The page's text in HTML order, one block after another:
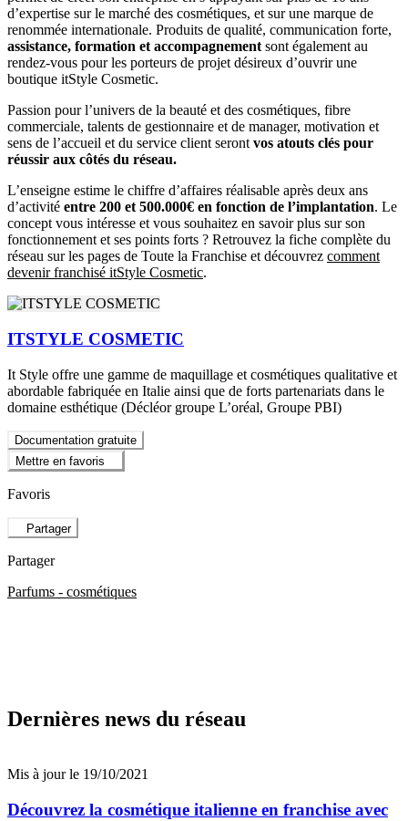
d’expertise sur le marché des cosmétiques, et sur une marque de
renommée internationale. Produits de qualité, communication forte,
assistance, formation et accompagnementsont également au
rendez-vous pour les porteurs de projet désireux d’ouvrir une
boutique itStyle Cosmetic.
Passion pour l’univers de la beauté et des cosmétiques, fibre
commerciale, talents de gestionnaire et de manager, motivation et
sens de l’accueil et du service client serontvos atouts clés pour
réussir aux côtés du réseau.
L’enseigne estime le chiffre d’affaires réalisable après deux ans
d’activité entre 200 et 500.000€ en fonction de l’implantation. Le
concept vous intéresse et vous souhaitez en savoir plus sur son
fonctionnement et ses points forts ? Retrouvez la fiche complète du
réseau sur les pages de Toute la Franchise et découvrez comment
devenir franchisé itStyle Cosmetic.
ITSTYLE COSMETIC
It Style offre une gamme de maquillage et cosmétiques qualitative et
abordable fabriquée en Italie ainsi que de forts partenariats dans le
domaine esthétique (Décléor groupe L’oréal, Groupe PBI)
Documentation gratuite
Mettre en favoris
Favoris
Partager
Partager
Parfums - cosmétiques
Dernières news du réseau
Mis à jour le 19/10/2021
Découvrez la cosmétique italienne en franchise avec